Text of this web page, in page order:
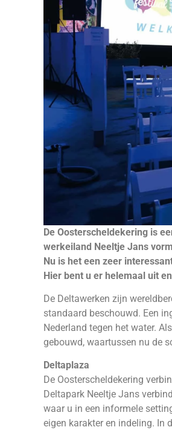
De Oosterscheldekering is
werkeiland Neeltje Jans
Nu is het een zeer
Hier bent u er helemaal uit
De Deltawerken zijn
standaard beschouwd. Een
Nederland tegen het water.
gebouwd, waartussen nu de
Deltaplaza
De Oosterscheldekering
Deltapark Neeltje Jans
waar u in een informele
eigen karakter en indeling. In